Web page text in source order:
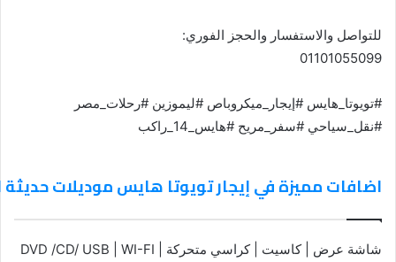
للتواصل والاستفسار والحجز الفوري:
01101055099
#تويوتا_هايس #إيجار_ميكروباص #ليموزين #رحلات_مصر
#نقل_سياحي #سفر_مريح #هايس_14_راكب
اضافات مميزة في إيجار تويوتا هايس موديلات
شاشة عرض | كاسيت | كراسي متحركة | DVD /CD/ USB | WI-FI